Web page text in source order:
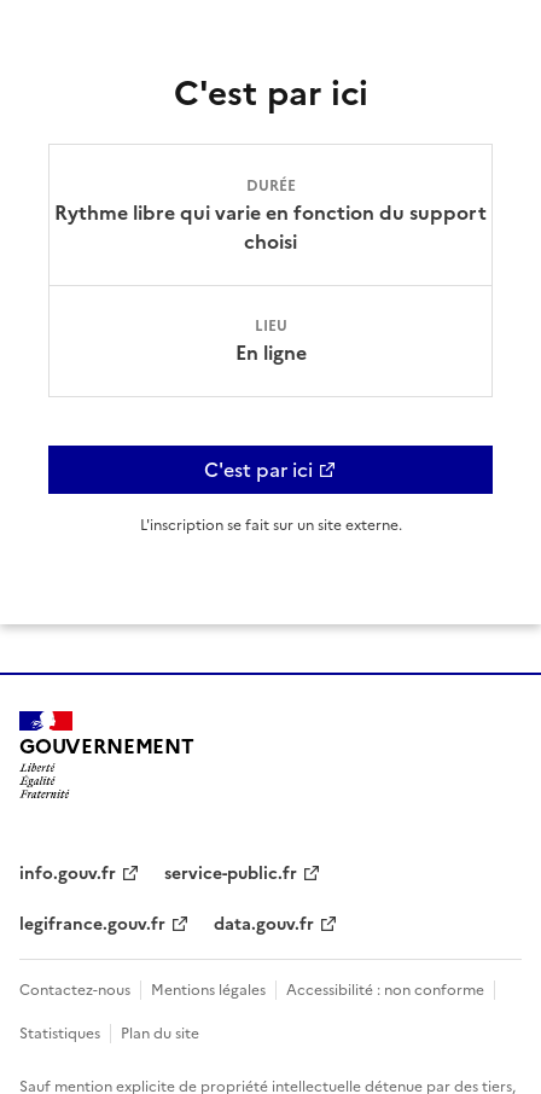
C'est par ici
DURÉE
Rythme libre qui varie en fonction du support
choisi
LIEU
En ligne
C'est par ici
L'inscription se fait sur un site externe.
GOUVERNEMENT
info.gouv.fr
service-public.fr
legifrance.gouv.fr
data.gouv.fr
Contactez-nous Mentions légales
Accessibilité : non conforme
Statistiques
Plan du site
Sauf mention explicite de propriété intellectuelle détenue par des tiers,